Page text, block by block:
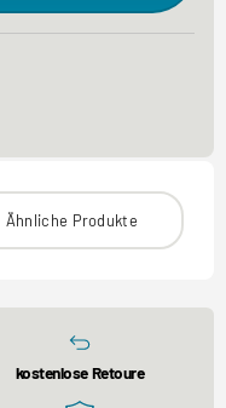
Ähnliche Produkte
kostenlose Retoure